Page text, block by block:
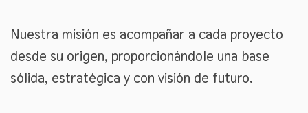
Nuestra misión es acompañar a cada proyecto
desde su origen, proporcionándole una base
sólida, estratégica y con visión de futuro.